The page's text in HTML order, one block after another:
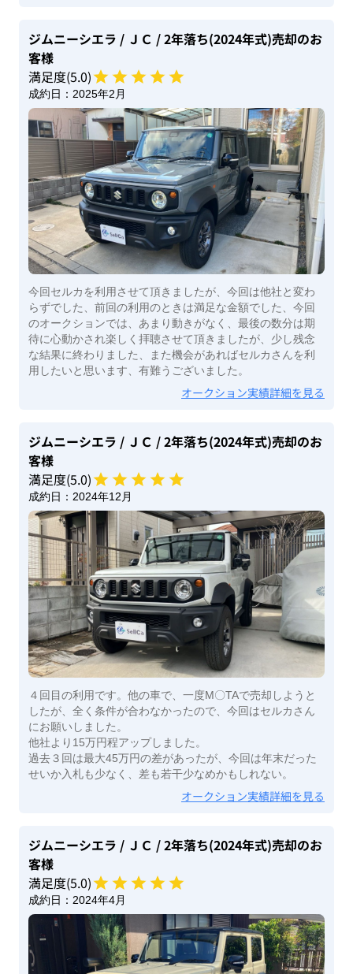
ジムニーシエラ / ＪＣ / 2年落ち(2024年式)売却のお
客様
満足度(5.0)
成約日： 2025年2月
今回セルカを利用させて頂きましたが、今回は他社と変わ
らずでした、前回の利用のときは満足な金額でした、今回
のオークションでは、あまり動きがなく、最後の数分は期
待に心動かされ楽しく拝聴させて頂きましたが、少し残念
な結果に終わりました、また機会があればセルカさんを利
用したいと思います、有難うございました。
オークション実績詳細を見る
ジムニーシエラ / ＪＣ / 2年落ち(2024年式)売却のお
客様
満足度(5.0)
成約日： 2024年12月
４回目の利用です。他の車で、一度M〇TAで売却しようと
したが、全く条件が合わなかったので、今回はセルカさん
にお願いしました。
他社より15万円程アップしました。
過去３回は最大45万円の差があったが、今回は年末だった
せいか入札も少なく、差も若干少なめかもしれない。
オークション実績詳細を見る
ジムニーシエラ / ＪＣ / 2年落ち(2024年式)売却のお
客様
満足度(5.0)
成約日： 2024年4月